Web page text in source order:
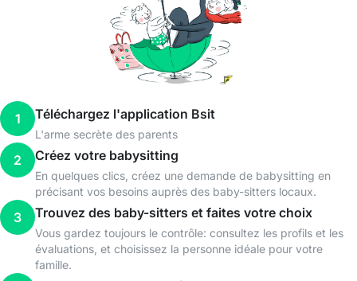
1 Téléchargez l'application Bsit
L'arme secrète des parents
2 Créez votre babysitting
En quelques clics, créez une demande de babysitting en
précisant vos besoins auprès des baby-sitters locaux.
3 Trouvez des baby-sitters et faites votre choix
Vous gardez toujours le contrôle: consultez les profils et les
évaluations, et choisissez la personne idéale pour votre
famille.